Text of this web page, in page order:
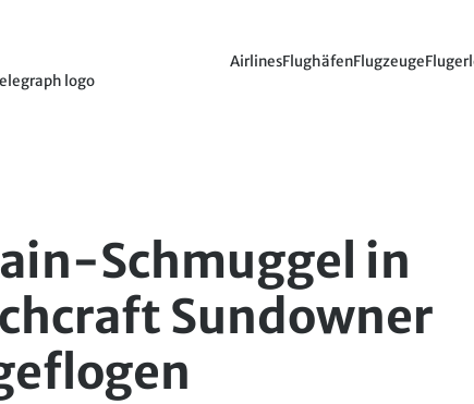
logo
AirlinesFlughäfenFlugzeuge
Schmuggel in
Sundowner